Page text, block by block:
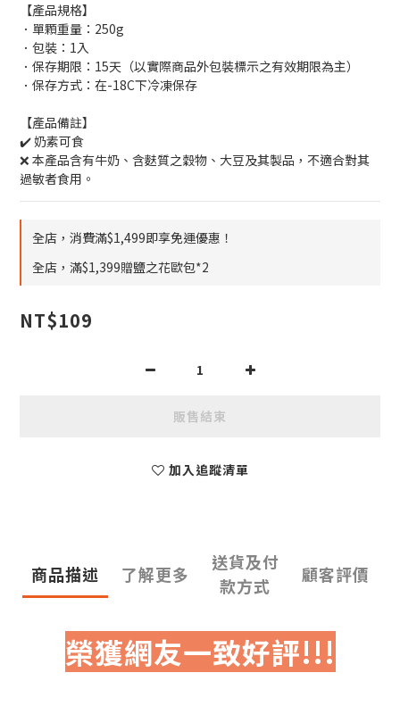
【產品規格】
．單顆重量：250g
．包裝：1入
．保存期限：15天（以實際商品外包裝標示之有效期限為主）
．保存方式：在-18C下冷凍保存
【產品備註】
✔️ 奶素可食
❌ 本產品含有牛奶、含麩質之穀物、大豆及其製品，不適合對其
過敏者食用。
全店，消費滿$1,499即享免運優惠！
全店，滿$1,399贈鹽之花歐包*2
NT$109
販售結束
加入追蹤清單
商品描述 了解更多
送貨及付
款方式
顧客評價
榮獲網友一致好評!!!